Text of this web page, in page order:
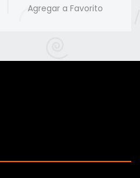
Agregar a Favorito